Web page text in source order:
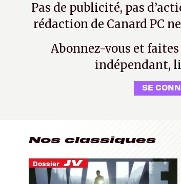
Pas de publicité, pas
rédaction de Canard PC
Abonnez-vous et
indépendant,
SE
Nos classiques
Dossier